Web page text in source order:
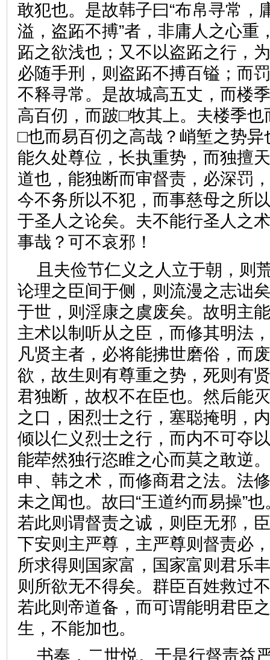
敢犯也。是故韩子曰“布帛寻常，
溢，盗跖不搏”者，非庸人之心重
跖之欲浅也；又不以盗跖之行，
必随手刑，则盗跖不搏百镒；而
不释寻常。是故城高五丈，而楼
高百仞，而跛□牧其上。夫楼季
□也而易百仞之高哉？峭堑之势
能久处尊位，长执重势，而独擅
道也，能独断而审督责，必深罚
今不务所以不犯，而事慈母之所
于圣人之论矣。夫不能行圣人之
事哉？可不哀邪！
且夫俭节仁义之人立于朝，则
论理之臣间于侧，则流漫之志诎
于世，则淫康之虞废矣。故明主
主术以制听从之臣，而修其明法
凡贤主者，必将能拂世磨俗，而
欲，故生则有尊重之势，死则有
君独断，故权不在臣也。然后能
之口，困烈士之行，塞聪掩明，
倾以仁义烈士之行，而内不可夺
能荦然独行恣睢之心而莫之敢逆
申、韩之术，而修商君之法。法
未之闻也。故曰“王道约而易操”
若此则谓督责之诚，则臣无邪，
下安则主严尊，主严尊则督责必
所求得则国家富，国家富则君乐
则所欲无不得矣。群臣百姓救过
若此则帝道备，而可谓能明君臣
生，不能加也。
书奏，二世悦。于是行督责益